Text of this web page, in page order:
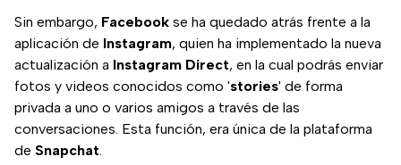
Sin embargo, Facebook se ha quedado atrás frente a la
aplicación de Instagram, quien ha implementado la nueva
actualización a Instagram Direct, en la cual podrás enviar
fotos y videos conocidos como 'stories' de forma
privada a uno o varios amigos a través de las
conversaciones. Esta función, era única de la plataforma
de Snapchat.